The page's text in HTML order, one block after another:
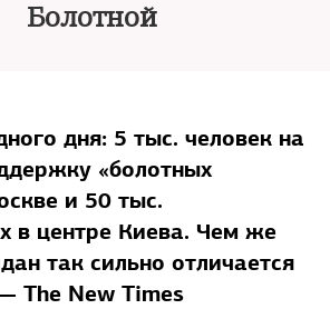
Болотной
дня: 5 тыс. человек на
«болотных
и 50 тыс.
в центре Киева. Чем же
так сильно отличается
The New Times